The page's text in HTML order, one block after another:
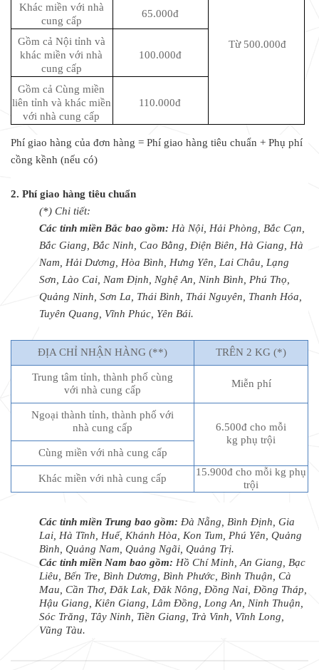
Từ 500.000đ
Khác miền với nhà
cung cấp
65.000đ
Gồm cả Nội tỉnh và
khác miền với nhà
cung cấp
100.000đ
Gồm cả Cùng miền
liên tỉnh và khác miền
với nhà cung cấp
110.000đ
Phí giao hàng của đơn hàng = Phí giao hàng tiêu chuẩn + Phụ phí
cồng kềnh (nếu có)
2. Phí giao hàng tiêu chuẩn
(*) Chi tiết:
Các tỉnh miền Bắc bao gồm: Hà Nội, Hải Phòng, Bắc Cạn,
Bắc Giang, Bắc Ninh, Cao Bằng, Điện Biên, Hà Giang, Hà
Nam, Hải Dương, Hòa Bình, Hưng Yên, Lai Châu, Lạng
Sơn, Lào Cai, Nam Định, Nghệ An, Ninh Bình, Phú Thọ,
Quảng Ninh, Sơn La, Thái Bình, Thái Nguyên, Thanh Hóa,
Tuyên Quang, Vĩnh Phúc, Yên Bái.
ĐỊA CHỈ NHẬN HÀNG (**) TRÊN 2 KG (*)
Trung tâm tỉnh, thành phố cùng
với nhà cung cấp
Miễn phí
Ngoại thành tỉnh, thành phố với
nhà cung cấp
6.500đ cho mỗi
kg phụ trội
Cùng miền với nhà cung cấp
Khác miền với nhà cung cấp
15.900đ cho mỗi kg phụ
trội
Các tỉnh miền Trung bao gồm: Đà Nẵng, Bình Định, Gia
Lai, Hà Tĩnh, Huế, Khánh Hòa, Kon Tum, Phú Yên, Quảng
Bình, Quảng Nam, Quảng Ngãi, Quảng Trị.
Các tỉnh miền Nam bao gồm: Hồ Chí Minh, An Giang, Bạc
Liêu, Bến Tre, Bình Dương, Bình Phước, Bình Thuận, Cà
Mau, Cần Thơ, Đăk Lak, Đăk Nông, Đồng Nai, Đồng Tháp,
Hậu Giang, Kiên Giang, Lâm Đồng, Long An, Ninh Thuận,
Sóc Trăng, Tây Ninh, Tiền Giang, Trà Vinh, Vĩnh Long,
Vũng Tàu.